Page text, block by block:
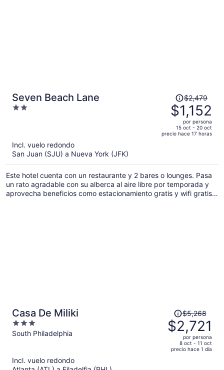
Seven Beach Lane
2
El
precio
era
de
$2,479
es
de
$1,152
por
$2,479
$1,152
por persona
15 oct - 20 oct
precio hace 17 horas
Incl. vuelo redondo
San Juan (SJU) a Nueva York (JFK)
Este hotel cuenta con un restaurante y 2 bares o lounges. Pasa
un rato agradable con su alberca al aire libre por temporada y
aprovecha beneficios como estacionamiento gratis y wifi gratis.
Casa De Miliki
3
out
South Philadelphia
precio
era
$5,268
$5,268
$2,721
por persona
8 oct - 11 oct
precio hace 1 día
Incl. vuelo redondo